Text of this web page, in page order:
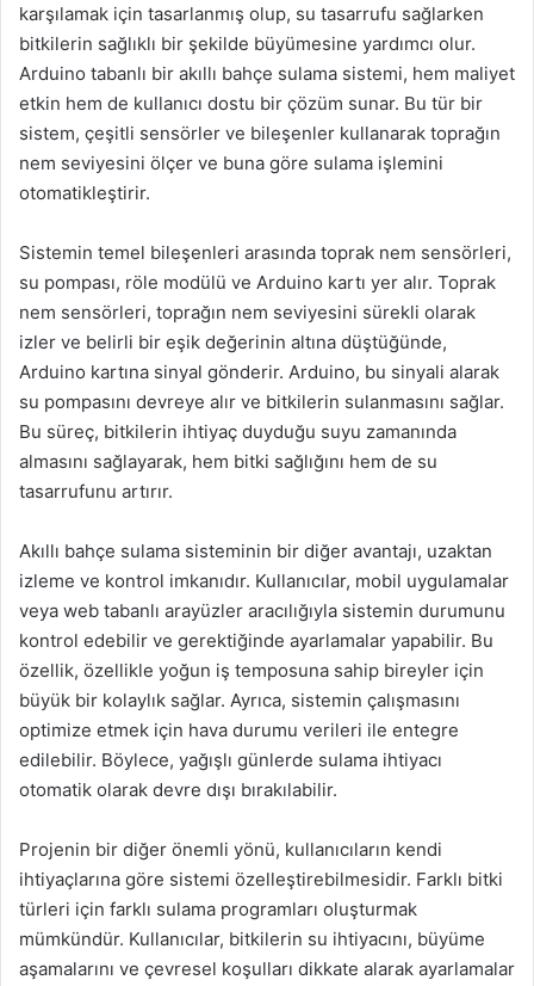
karşılamak için tasarlanmış olup, su tasarrufu sağlarken
bitkilerin sağlıklı bir şekilde büyümesine yardımcı olur.
Arduino tabanlı bir akıllı bahçe sulama sistemi, hem maliyet
etkin hem de kullanıcı dostu bir çözüm sunar. Bu tür bir
sistem, çeşitli sensörler ve bileşenler kullanarak toprağın
nem seviyesini ölçer ve buna göre sulama işlemini
otomatikleştirir.
Sistemin temel bileşenleri arasında toprak nem sensörleri,
su pompası, röle modülü ve Arduino kartı yer alır. Toprak
nem sensörleri, toprağın nem seviyesini sürekli olarak
izler ve belirli bir eşik değerinin altına düştüğünde,
Arduino kartına sinyal gönderir. Arduino, bu sinyali alarak
su pompasını devreye alır ve bitkilerin sulanmasını sağlar.
Bu süreç, bitkilerin ihtiyaç duyduğu suyu zamanında
almasını sağlayarak, hem bitki sağlığını hem de su
tasarrufunu artırır.
Akıllı bahçe sulama sisteminin bir diğer avantajı, uzaktan
izleme ve kontrol imkanıdır. Kullanıcılar, mobil uygulamalar
veya web tabanlı arayüzler aracılığıyla sistemin durumunu
kontrol edebilir ve gerektiğinde ayarlamalar yapabilir. Bu
özellik, özellikle yoğun iş temposuna sahip bireyler için
büyük bir kolaylık sağlar. Ayrıca, sistemin çalışmasını
optimize etmek için hava durumu verileri ile entegre
edilebilir. Böylece, yağışlı günlerde sulama ihtiyacı
otomatik olarak devre dışı bırakılabilir.
Projenin bir diğer önemli yönü, kullanıcıların kendi
ihtiyaçlarına göre sistemi özelleştirebilmesidir. Farklı bitki
türleri için farklı sulama programları oluşturmak
mümkündür. Kullanıcılar, bitkilerin su ihtiyacını, büyüme
aşamalarını ve çevresel koşulları dikkate alarak ayarlamalar